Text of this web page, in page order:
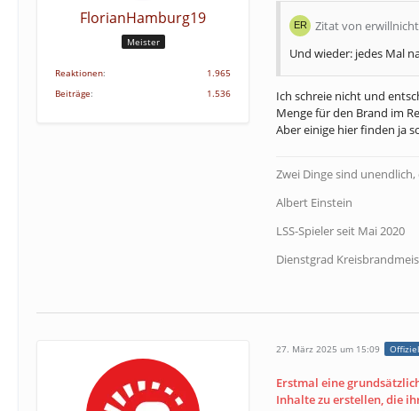
FlorianHamburg19
Meister
Reaktionen
1.965
Beiträge
1.536
Zitat von erwillnicht
Und wieder: jedes Mal
Ich schreie nicht und
Menge für den Brand im
Aber einige hier finden ja
Zwei Dinge sind
Albert Einstein
LSS-Spieler seit Mai 2020
Dienstgrad
27. März 2025 um 15:09
Erstmal eine
Inhalte zu erstellen, die